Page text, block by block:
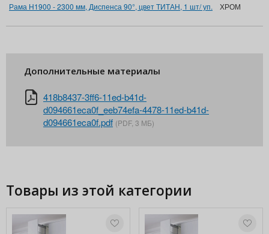
Рама Н1900 - 2300 мм, Диспенса 90°, цвет ТИТАН, 1 шт/ уп. ХРОМ
Дополнительные материалы
418b8437-3ff6-11ed-b41d-
d094661eca0f_eeb74efa-4478-11ed-b41d-
d094661eca0f.pdf (PDF, 3 МБ)
Товары из этой категории